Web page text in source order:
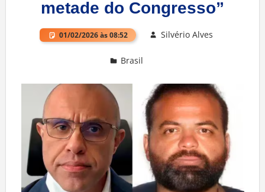
metade do Congresso”
01/02/2026 às 08:52 Silvério Alves
Brasil